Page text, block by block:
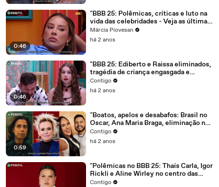
0:46
"BBB 25: Polêmicas, críticas e luto na
vida das celebridades - Veja as últimas
notícias!"
Márcia Piovesan
há 2 anos
0:46
"BBB 25: Ediberto e Raissa eliminados,
tragédia de criança engasgada e
confusão com Ingrid Guimarães"
Contigo
há 2 anos
0:59
"Boatos, apelos e desabafos: Brasil no
Oscar, Ana Maria Braga, eliminação no
BBB 25"
Contigo
há 2 anos
"Polêmicas no BBB 25: Thaís Carla, Igor
Rickli e Aline Wirley no centro das
atenções!"
Contigo